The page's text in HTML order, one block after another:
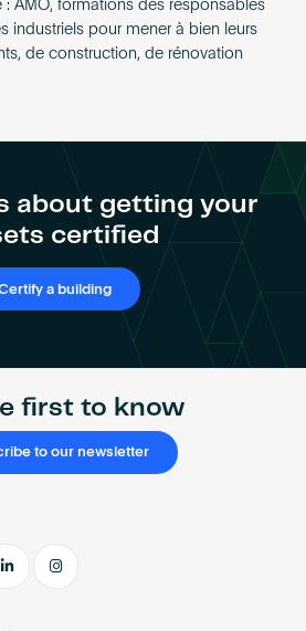
AMO, formations des responsables
industriels pour mener à bien leurs
de construction, de rénovation
about getting your
certified
a building
first to know
to our newsletter